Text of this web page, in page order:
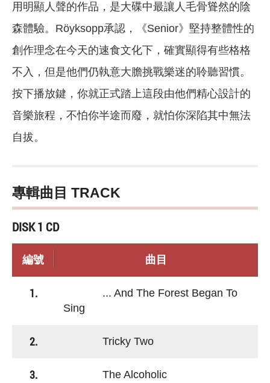
用明顯人聲的作品，是大碟中最讓人毛骨聳然的陰
森體驗。Röyksopp承認，《Senior》堅持整體性的
創作理念在今天的速食文化下，確實顯得有些格格
不入，但是他們仍執意大膽挑戰樂迷的聆聽習慣。
按下播放鍵，你就正式踏上這段由他們精心設計的
音樂旅程，不怕你半途而廢，就怕你深陷其中無法
自拔。
專輯曲目 TRACK
DISK 1 CD
編號 曲目
1.
... And The Forest Began To
Sing
2. Tricky Two
3. The Alcoholic